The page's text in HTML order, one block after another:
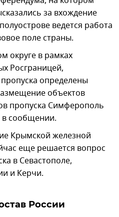
за вхождение
ведется работа
поле страны.
округе в рамках
Росграницей,
определены
объектов
пропуска Симферополь
сообщении.
Крымской железной
еще решается вопрос
в Севастополе,
и Керчи.
России